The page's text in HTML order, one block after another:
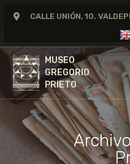
CALLE UNIÓN, 10.
MUSEO
GREGORIO
PRIETO
GREGORIO
MUSEO
ARCHIVO
CERTAMEN